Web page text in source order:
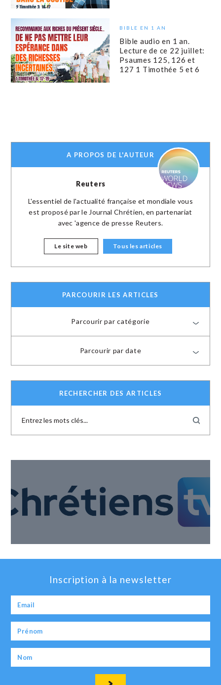
BIBLE EN 1 AN
Bible audio en 1 an.
Lecture de ce 22 juillet:
Psaumes 125, 126 et
127 1 Timothée 5 et 6
A PROPOS DE L'AUTEUR
Reuters
L'essentiel de l'actualité française et mondiale vous
est proposé par le Journal Chrétien, en partenariat
avec 'agence de presse Reuters.
Le site web Tous les articles
PARCOURIR LES ARTICLES
Parcourir par catégorie
Parcourir par date
RECHERCHER DES ARTICLES
Inscription à la newsletter